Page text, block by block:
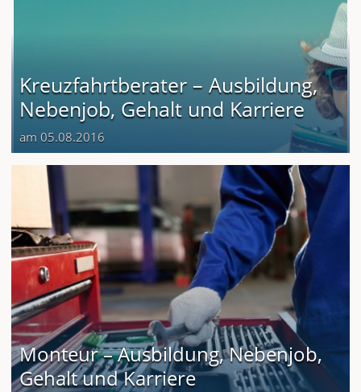
Kreuzfahrtberater – Ausbildung,
Nebenjob, Gehalt und Karriere
am 05.08.2016
Monteur – Ausbildung, Nebenjob,
Gehalt und Karriere